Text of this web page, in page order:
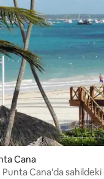
Cana
Punta Cana'da sahildeki